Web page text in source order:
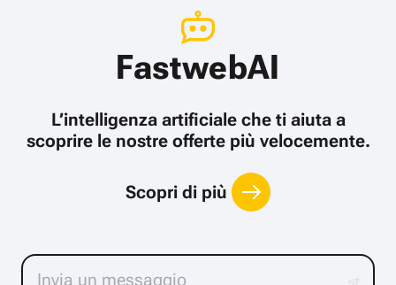
FastwebAI
L’intelligenza artificiale che ti aiuta a
scoprire le nostre offerte più velocemente.
Scopri di più